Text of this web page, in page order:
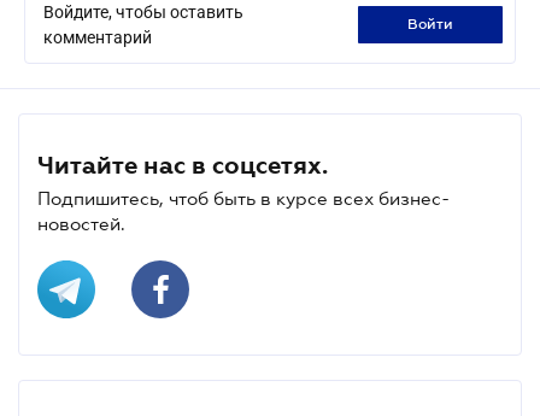
Войдите, чтобы оставить
комментарий
войти
Читайте нас в соцсетях.
Подпишитесь, чтоб быть в курсе всех бизнес-
новостей.